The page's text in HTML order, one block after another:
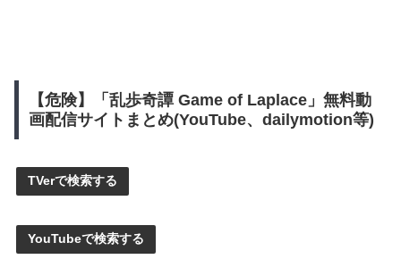
【危険】「乱歩奇譚 Game of Laplace」無料動
画配信サイトまとめ(YouTube、dailymotion等)
TVerで検索する
YouTubeで検索する